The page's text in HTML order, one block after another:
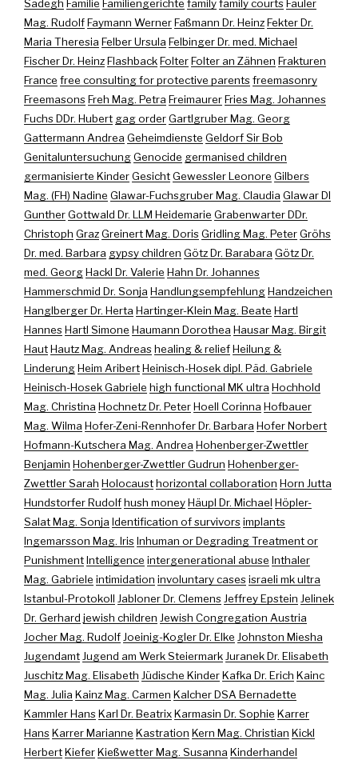
Sadegh Familie Familiengerichte familyfamily courts Fauler
Mag. RudolfFaymann WernerFaßmann Dr. HeinzFekter Dr.
Maria Theresia Felber Ursula Felbinger Dr. med. Michael
Fischer Dr. HeinzFlashbackFolterFolter an Zähnen Frakturen
France free consulting for protective parentsfreemasonry
FreemasonsFreh Mag. Petra FreimaurerFries Mag. Johannes
Fuchs DDr. Hubert gag orderGartlgruber Mag. Georg
Gattermann Andrea Geheimdienste Geldorf Sir Bob
GenitaluntersuchungGenocide germanised children
germanisierte KinderGesichtGewessler Leonore Gilbers
Mag. (FH) Nadine Glawar-Fuchsgruber Mag. Claudia Glawar DI
GuntherGottwald Dr. LLM Heidemarie Grabenwarter DDr.
Christoph GrazGreinert Mag. DorisGridling Mag. PeterGröhs
Dr. med. Barbara gypsy children Götz Dr. Barabara Götz Dr.
med. GeorgHackl Dr. Valerie Hahn Dr. Johannes
Hammerschmid Dr. Sonja HandlungsempfehlungHandzeichen
Hanglberger Dr. Herta Hartinger-Klein Mag. Beate Hartl
HannesHartl Simone Haumann Dorothea Hausar Mag. Birgit
HautHautz Mag. Andreashealing & reliefHeilung &
LinderungHeim AribertHeinisch-Hosek dipl. Päd. Gabriele
Heinisch-Hosek Gabriele high functional MK ultra Hochhold
Mag. Christina Hochnetz Dr. PeterHoell Corinna Hofbauer
Mag. Wilma Hofer-Zeni-Rennhofer Dr. Barbara Hofer Norbert
Hofmann-Kutschera Mag. Andrea Hohenberger-Zwettler
Benjamin Hohenberger-Zwettler Gudrun Hohenberger-
Zwettler Sarah Holocausthorizontal collaboration Horn Jutta
Hundstorfer Rudolfhush moneyHäupl Dr. Michael Höpler-
Salat Mag. Sonja Identification of survivorsimplants
Ingemarsson Mag. IrisInhuman or Degrading Treatment or
PunishmentIntelligence intergenerational abuse Inthaler
Mag. Gabriele intimidation involuntary casesisraeli mk ultra
Istanbul-Protokoll Jabloner Dr. ClemensJeffrey Epstein Jelinek
Dr. Gerhard jewish children Jewish Congregation Austria
Jocher Mag. RudolfJoeinig-Kogler Dr. Elke Johnston Miesha
JugendamtJugend am Werk SteiermarkJuranek Dr. Elisabeth
Juschitz Mag. Elisabeth Jüdische KinderKafka Dr. Erich Kainc
Mag. Julia Kainz Mag. Carmen Kalcher DSA Bernadette
Kammler HansKarl Dr. BeatrixKarmasin Dr. Sophie Karrer
HansKarrer Marianne Kastration Kern Mag. Christian Kickl
HerbertKieferKießwetter Mag. Susanna Kinderhandel